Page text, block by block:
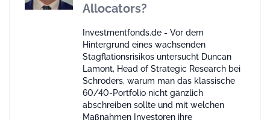
Allocators?
Investmentfonds.de - Vor dem
Hintergrund eines wachsenden
Stagflationsrisikos untersucht Duncan
Lamont, Head of Strategic Research bei
Schroders, warum man das klassische
60/40-Portfolio nicht gänzlich
abschreiben sollte und mit welchen
Maßnahmen Investoren ihre